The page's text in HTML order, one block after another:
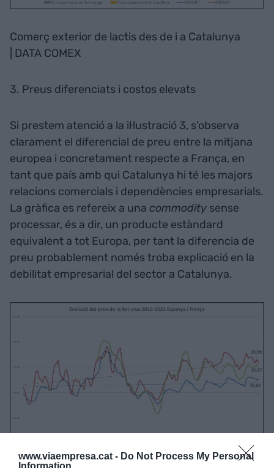
www.viaempresa.cat - Do Not Process My Personal
Information
Comerç exterior de lactis des de i a Catalunya
| DATA COMEX
3. Preus diferenciats i costos elevats
Si prestem atenció a la il·lustració 3, s’observa
clarament el diferencial de preu entre la mitjana
europea i concretament respecte a França, en
tant que país amb qui Catalunya hi té les majors
relacions comercials i dependències empresarials.
La gràfica es refereix a una commodity sense
processar, és a dir, un producte estàndard
equivalent a tot Europa, per tant la diferencia de
preu probablement només troba explicació en la
debilitat empresarial del sector a Catalunya.